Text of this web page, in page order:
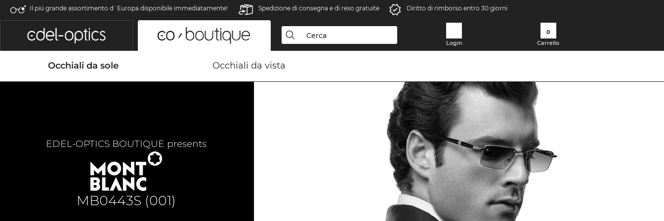
Il piú grande assortimento d´Europa disponibile immediatamente! Spedizione di consegna e di reso gratuite Diritto di rimborso entro 30 giorni
Login
0
Carrello
Occhiali da sole Occhiali da vista
MB0443S (001)
EDEL-OPTICS BOUTIQUE presents